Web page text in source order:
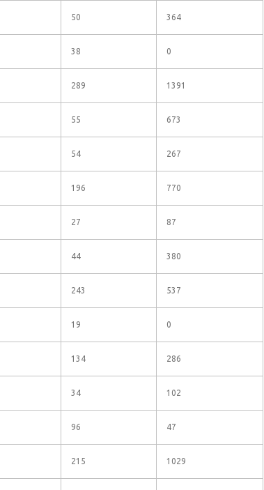
50 364
38 0
289 1391
55 673
54 267
196 770
27 87
44 380
243 537
19 0
134 286
34 102
96 47
215 1029